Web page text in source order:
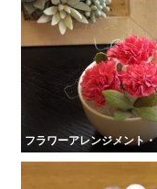
フラワーアレンジメント